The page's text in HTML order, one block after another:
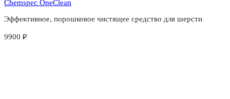
Chemspec OneClean
Эффективное, порошковое чистящее средство для шерсти
9900 ₽